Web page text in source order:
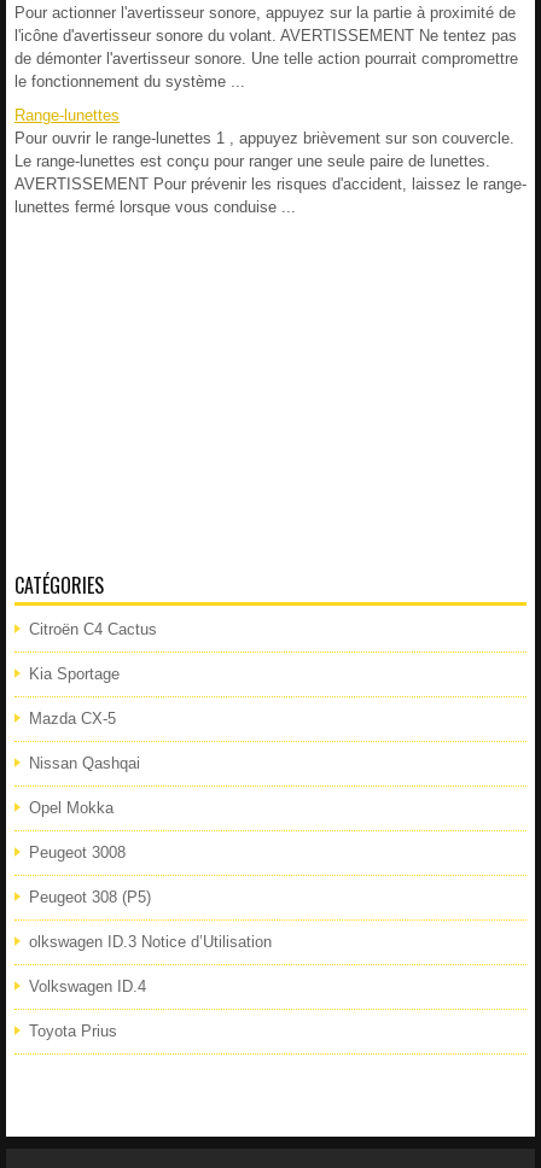
Pour actionner l'avertisseur sonore, appuyez sur la partie à proximité de
l'icône d'avertisseur sonore du volant. AVERTISSEMENT Ne tentez pas
de démonter l'avertisseur sonore. Une telle action pourrait compromettre
le fonctionnement du système ...
Range-lunettes
Pour ouvrir le range-lunettes 1 , appuyez brièvement sur son couvercle.
Le range-lunettes est conçu pour ranger une seule paire de lunettes.
AVERTISSEMENT Pour prévenir les risques d'accident, laissez le range-
lunettes fermé lorsque vous conduise ...
CATÉGORIES
Citroën C4 Cactus
Kia Sportage
Mazda CX-5
Nissan Qashqai
Opel Mokka
Peugeot 3008
Peugeot 308 (P5)
olkswagen ID.3 Notice d’Utilisation
Volkswagen ID.4
Toyota Prius